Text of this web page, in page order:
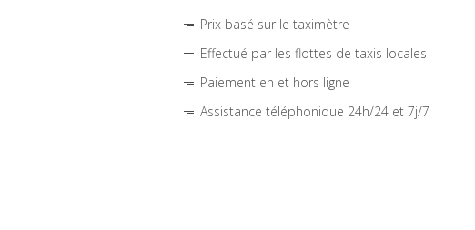
Prix basé sur le taximètre
Effectué par les flottes de taxis locales
Paiement en et hors ligne
Assistance téléphonique 24h/24 et 7j/7